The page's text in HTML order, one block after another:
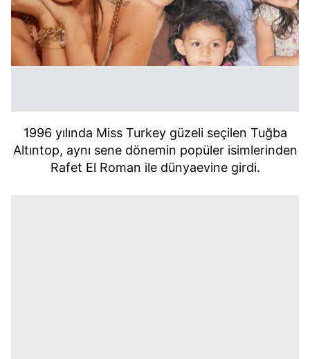
1996 yılında Miss Turkey güzeli seçilen Tuğba
Altıntop, aynı sene dönemin popüler isimlerinden
Rafet El Roman ile dünyaevine girdi.